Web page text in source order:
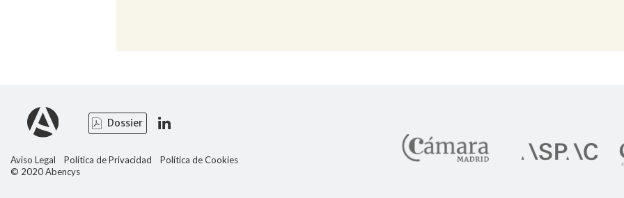
Dossier
Aviso Legal Política de Privacidad
Política de Cookies
© 2020 Abencys